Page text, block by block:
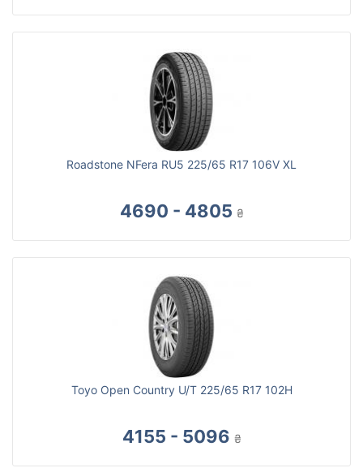
Roadstone NFera RU5 225/65 R17 106V XL
4690 - 4805 ₴
Toyo Open Country U/T 225/65 R17 102H
4155 - 5096 ₴